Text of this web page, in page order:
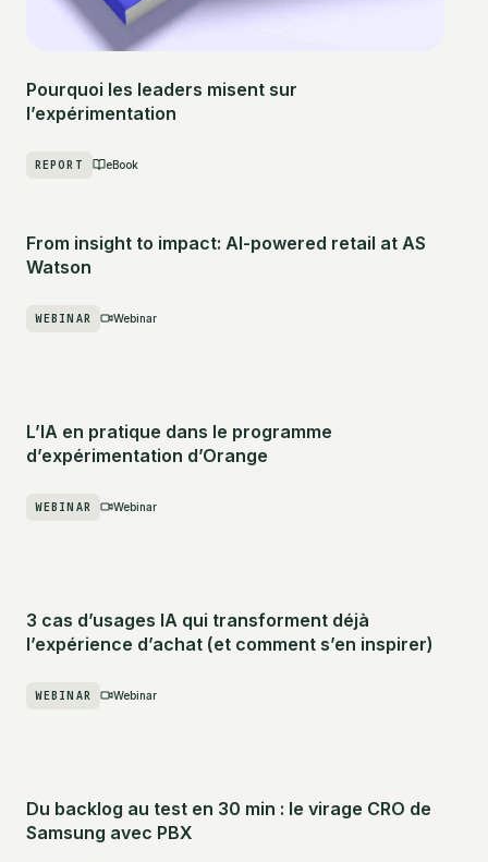
Pourquoi les leaders misent sur
l’expérimentation
REPORT eBook
From insight to impact: AI-powered retail at AS
Watson
WEBINAR Webinar
L’IA en pratique dans le programme
d’expérimentation d’Orange
WEBINAR Webinar
3 cas d’usages IA qui transforment déjà
l’expérience d’achat (et comment s’en inspirer)
WEBINAR Webinar
Du backlog au test en 30 min : le virage CRO de
Samsung avec PBX